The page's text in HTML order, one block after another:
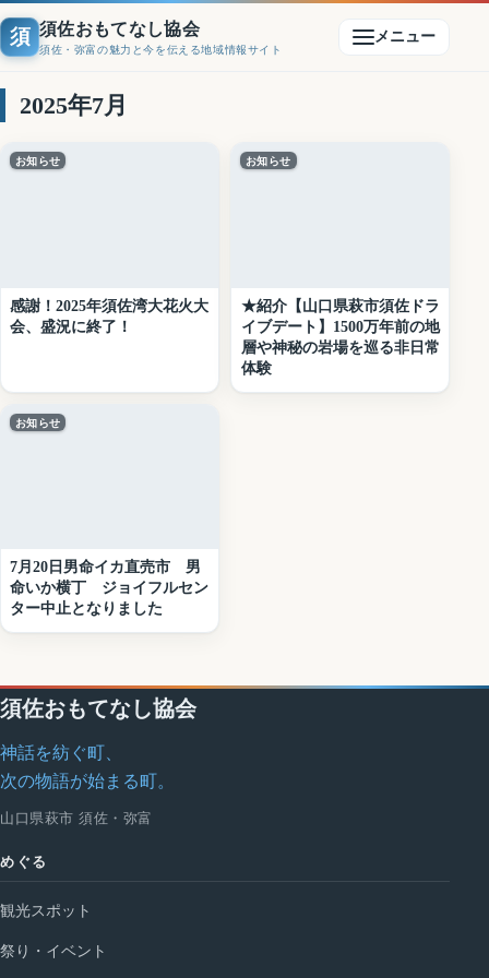
須 須佐おもてなし協会
須佐・弥富の魅力と今を伝える地域情報サイト
メニュー
2025年7月
お知らせ
感謝！2025年須佐湾大花火大
会、盛況に終了！
お知らせ
★紹介【山口県萩市須佐ドラ
イブデート】1500万年前の地
層や神秘の岩場を巡る非日常
体験
お知らせ
7月20日男命イカ直売市 男
命いか横丁 ジョイフルセン
ター中止となりました
須佐おもてなし協会
神話を紡ぐ町、
次の物語が始まる町。
山口県萩市 須佐・弥富
めぐる
観光スポット
祭り・イベント